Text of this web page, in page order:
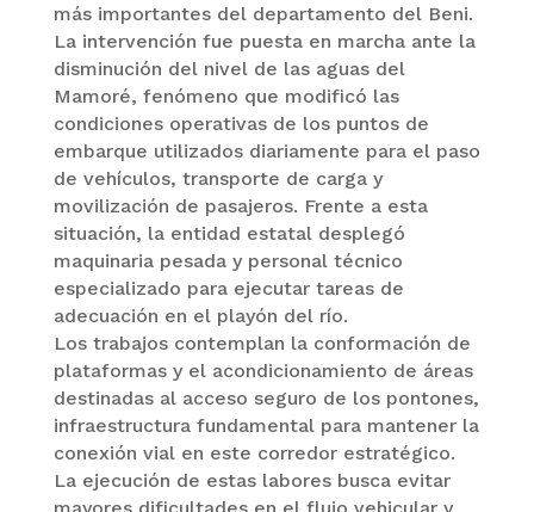
más importantes del departamento del Beni.
La intervención fue puesta en marcha ante la
disminución del nivel de las aguas del
Mamoré, fenómeno que modificó las
condiciones operativas de los puntos de
embarque utilizados diariamente para el paso
de vehículos, transporte de carga y
movilización de pasajeros. Frente a esta
situación, la entidad estatal desplegó
maquinaria pesada y personal técnico
especializado para ejecutar tareas de
adecuación en el playón del río.
Los trabajos contemplan la conformación de
plataformas y el acondicionamiento de áreas
destinadas al acceso seguro de los pontones,
infraestructura fundamental para mantener la
conexión vial en este corredor estratégico.
La ejecución de estas labores busca evitar